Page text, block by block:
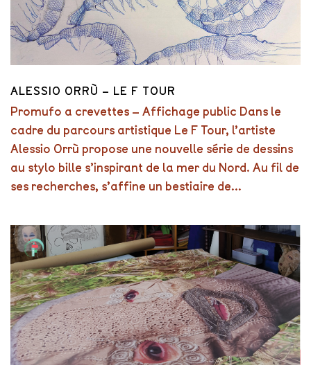
ALESSIO ORRÙ – LE F TOUR
Promufo a crevettes – Affichage public Dans le
cadre du parcours artistique Le F Tour, l’artiste
Alessio Orrù propose une nouvelle série de dessins
au stylo bille s’inspirant de la mer du Nord. Au fil de
ses recherches, s’affine un bestiaire de...